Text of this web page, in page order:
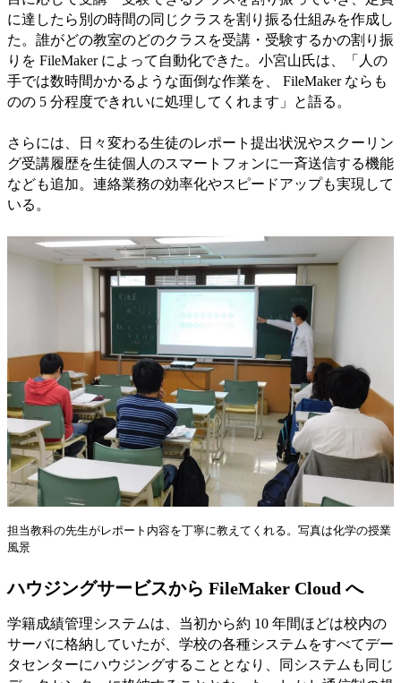
に達したら別の時間の同じクラスを割り振る仕組みを作成し
た。誰がどの教室のどのクラスを受講・受験するかの割り振
りを FileMaker によって自動化できた。小宮山氏は、「人の
手では数時間かかるような面倒な作業を、 FileMaker ならも
のの 5 分程度できれいに処理してくれます」と語る。
さらには、日々変わる生徒のレポート提出状況やスクーリン
グ受講履歴を生徒個人のスマートフォンに一斉送信する機能
なども追加。連絡業務の効率化やスピードアップも実現して
いる。
担当教科の先生がレポート内容を丁寧に教えてくれる。写真は化学の授業
風景
ハウジングサービスから FileMaker Cloud へ
学籍成績管理システムは、当初から約 10 年間ほどは校内の
サーバに格納していたが、学校の各種システムをすべてデー
タセンターにハウジングすることとなり、同システムも同じ